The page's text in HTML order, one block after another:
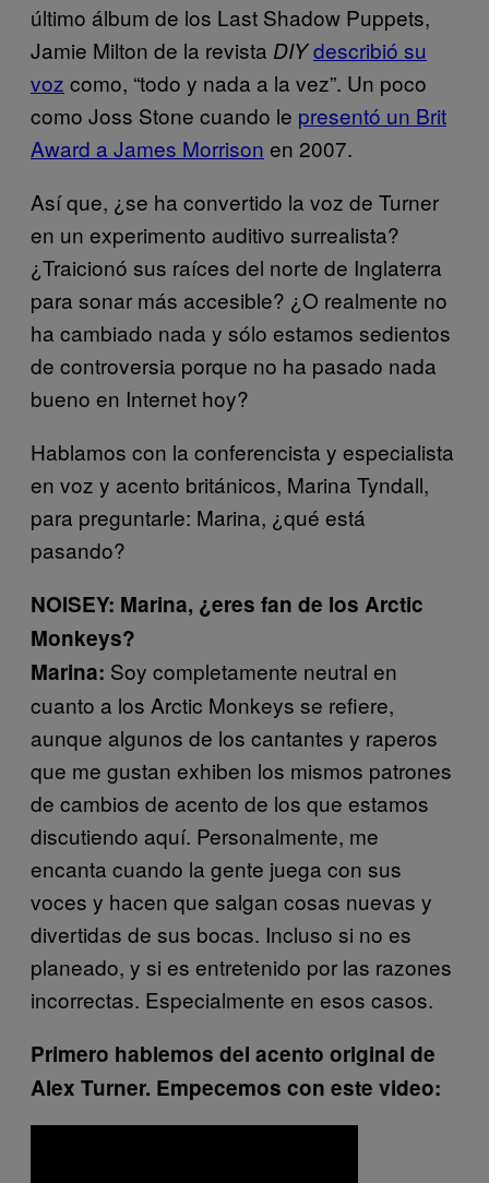
último álbum de los Last Shadow Puppets,
Jamie Milton de la revista DIYdescribió su
voz como, “todo y nada a la vez”. Un poco
como Joss Stone cuando le presentó un Brit
Award a James Morrison en 2007.
Así que, ¿se ha convertido la voz de Turner
en un experimento auditivo surrealista?
¿Traicionó sus raíces del norte de Inglaterra
para sonar más accesible? ¿O realmente no
ha cambiado nada y sólo estamos sedientos
de controversia porque no ha pasado nada
bueno en Internet hoy?
Hablamos con la conferencista y especialista
en voz y acento británicos, Marina Tyndall,
para preguntarle: Marina, ¿qué está
pasando?
NOISEY: Marina, ¿eres fan de los Arctic
Monkeys?
Marina: Soy completamente neutral en
cuanto a los Arctic Monkeys se refiere,
aunque algunos de los cantantes y raperos
que me gustan exhiben los mismos patrones
de cambios de acento de los que estamos
discutiendo aquí. Personalmente, me
encanta cuando la gente juega con sus
voces y hacen que salgan cosas nuevas y
divertidas de sus bocas. Incluso si no es
planeado, y si es entretenido por las razones
incorrectas. Especialmente en esos casos.
Primero hablemos del acento original de
Alex Turner. Empecemos con este video: